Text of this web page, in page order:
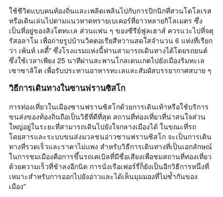
ใช้ชีวิตแบบคนท้องถิ่นและเพลิดเพลินไปกับการปิกนิกที่สวนโดโลเรส
หรือเดินเล่นไปตามแนวหาดทรายเบเคอร์ที่ยาวหลายกิโลเมตร ซึ่ง
เป็นที่อยู่ของสิงโตทะเล ส่วนแฟน ๆ ของซีรีย์ฟูลเฮาส์ ควรแวะไปที่จตุ
รัสอลาโม เพื่อถ่ายรูปบ้านวิคตอเรียสีหวานสดใสจำนวน 6 แห่งที่เรียก
ว่า เพ้นท์ เลดี้" ซึ่งโรงแรมแห่งนี้ท่านสามารถเดินทางได้โดยรถยนต์
ซึ่งใช้เวลาเพียง 25 นาทีผ่านสะพานโกลเดนเกตไปยังเมืองริมทะเล
เซาซาลิโต เพื่อรับประทานอาหารทะเลและสัมผัสบรรยากาศสบาย ๆ
วิธีการเดินทางในซานฟรานซิสโก
การท่องเที่ยวในเมืองซานฟรานซิสโกด้วยการเดินเท้าหรือใช้บริการ
ขนส่งของท้องถิ่นถือเป็นวิธีที่ดีที่สุด สถานที่ท่องเที่ยวที่น่าสนใจส่วน
ใหญ่อยู่ในระยะที่สามารถเดินไปยังใจกลางเมืองได้ ในขณะที่รถ
โดยสารและระบบขนส่งมวลชนอ่าวซานฟรานซิสโก จะเป็นการเดิน
ทางที่รวดเร็วและราคาไม่แพง สำหรับวิธีการเดินทางที่เป็นเอกลักษณ์
ในการชมเมืองคือการขึ้นรถเคเบิลที่มีชื่อเสียงเพื่อชมสถานที่ท่องเที่ยว
ด้วยความเร็วที่ช้าลงอีกนิด การนั่งเรือเฟอร์รี่ก็ยังเป็นอีกวิธีการหนึ่งที่
เหมาะสำหรับการออกไปยังอ่าวและได้เห็นมุมมองที่ไม่ซ้ำกันของ
เมือง"